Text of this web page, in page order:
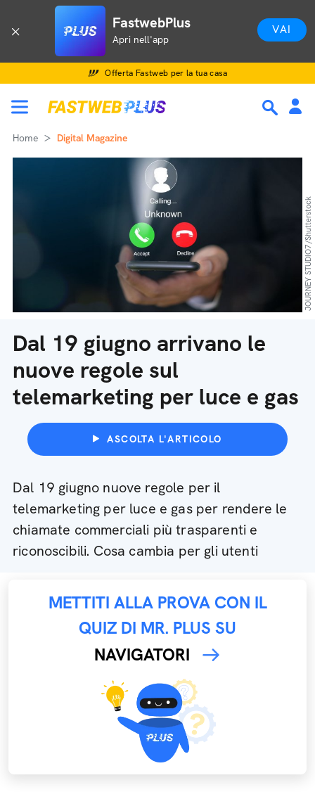
FastwebPlus
Apri nell'app
VAI
Offerta Fastweb per la tua casa
Home Digital Magazine
Dal 19 giugno arrivano le
nuove regole sul
telemarketing per luce e gas
ASCOLTA L'ARTICOLO
Dal 19 giugno nuove regole per il
telemarketing per luce e gas per rendere le
chiamate commerciali più trasparenti e
riconoscibili. Cosa cambia per gli utenti
JOURNEY STUDIO7/Shutterstock
METTITI ALLA PROVA CON IL
QUIZ DI MR. PLUS SU
NAVIGATORI